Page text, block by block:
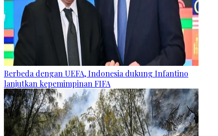
Berbeda dengan UEFA, Indonesia dukung Infantino
lanjutkan kepemimpinan FIFA